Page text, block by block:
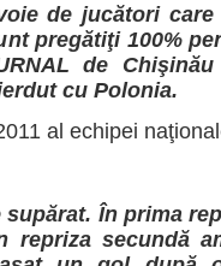
de jucători care
pregătiţi 100%
de
cu Polonia.
al echipei
În prima
repriza secundă